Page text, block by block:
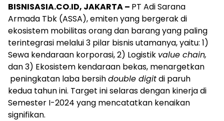
BISNISASIA.CO.ID, JAKARTA – PT Adi Sarana
Armada Tbk (ASSA), emiten yang bergerak di
ekosistem mobilitas orang dan barang yang paling
terintegrasi melalui 3 pilar bisnis utamanya, yaitu: 1)
Sewa kendaraan korporasi, 2) Logistik value chain,
dan 3) Ekosistem kendaraan bekas, menargetkan
peningkatan laba bersihdouble digitdi paruh
kedua tahun ini. Target ini selaras dengan kinerja di
Semester I-2024 yang mencatatkan kenaikan
signifikan.